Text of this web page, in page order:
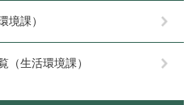
境課）
（生活環境課）